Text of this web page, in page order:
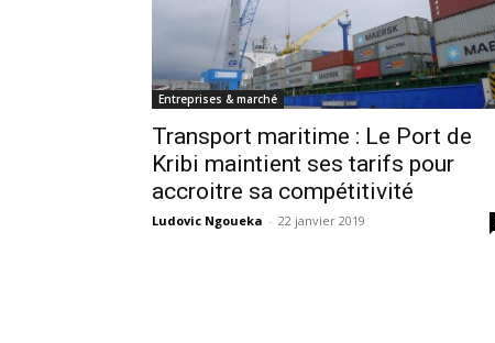
Entreprises & marché
Transport maritime : Le Port de
Kribi maintient ses tarifs pour
accroitre sa compétitivité
Ludovic Ngoueka - 22 janvier 2019